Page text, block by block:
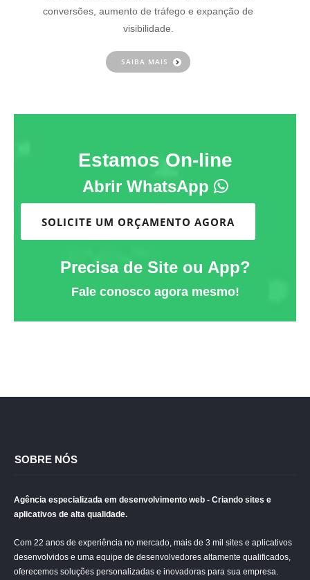
conversões, aumento de tráfego e expanção de
visibilidade.
SAIBA MAIS
Estamos On-line
Abrir WhatsApp
SOLICITE UM ORÇAMENTO AGORA
Precisa de Site ou App?
Fale conosco agora mesmo!
SOBRE NÓS
Agência especializada em desenvolvimento web - Criando sites e
aplicativos de alta qualidade.
Com 22 anos de experiência no mercado, mais de 3 mil sites e aplicativos
desenvolvidos e uma equipe de desenvolvedores altamente qualificados,
oferecemos soluções personalizadas e inovadoras para sua empresa.